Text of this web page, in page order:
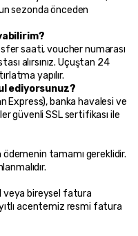
sezonda önceden
saati, voucher numarası
alırsınız. Uçuştan 24
yapılır.
ediyorsunuz?
Express), banka havalesi ve
güvenli SSL sertifikası ile
tamamı gereklidir.
veya bireysel fatura
acentemiz resmi fatura